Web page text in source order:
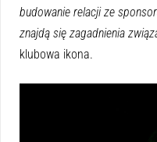
budowanie relacji ze
znajdą się zagadnienia
klubowa ikona.